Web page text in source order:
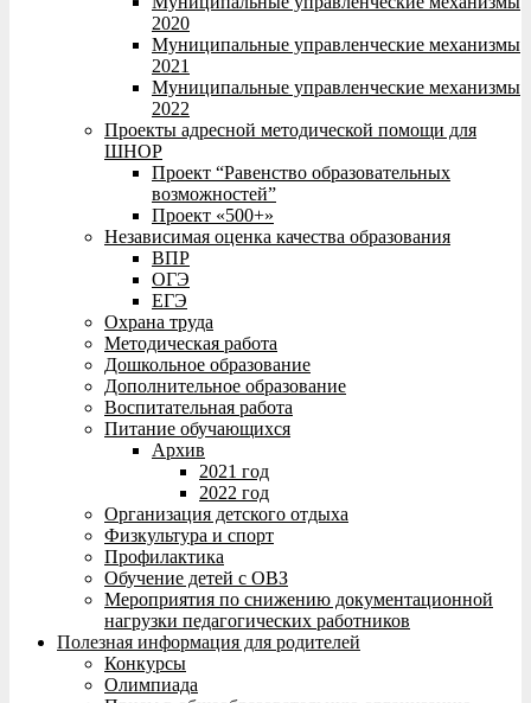
2020
Муниципальные управленческие механизмы
2021
Муниципальные управленческие механизмы
2022
Проекты адресной методической помощи для
ШНОР
Проект “Равенство образовательных
возможностей”
Проект «500+»
Независимая оценка качества образования
ВПР
ОГЭ
ЕГЭ
Охрана труда
Методическая работа
Дошкольное образование
Дополнительное образование
Воспитательная работа
Питание обучающихся
Архив
2021 год
2022 год
Организация детского отдыха
Физкультура и спорт
Профилактика
Обучение детей с ОВЗ
Мероприятия по снижению документационной
нагрузки педагогических работников
Полезная информация для родителей
Конкурсы
Олимпиада